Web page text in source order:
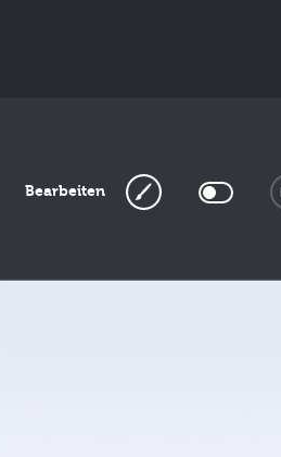
Bearbeiten